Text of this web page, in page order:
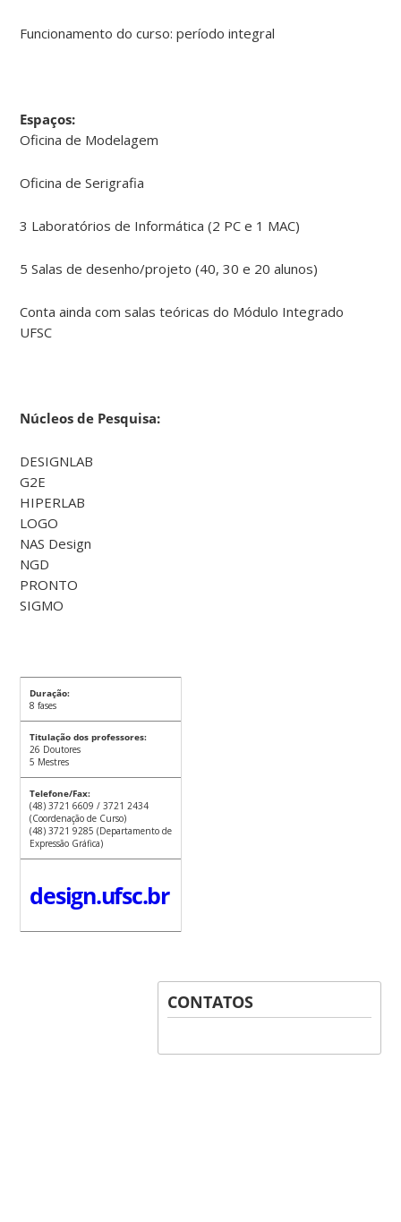
Funcionamento do curso: período integral
Espaços:
Oficina de Modelagem
Oficina de Serigrafia
3 Laboratórios de Informática (2 PC e 1 MAC)
5 Salas de desenho/projeto (40, 30 e 20 alunos)
Conta ainda com salas teóricas do Módulo Integrado
UFSC
Núcleos de Pesquisa:
DESIGNLAB
G2E
HIPERLAB
LOGO
NAS Design
NGD
PRONTO
SIGMO
Duração:
8 fases
Titulação dos professores:
26 Doutores
5 Mestres
Telefone/Fax:
(48) 3721 6609 / 3721 2434
(Coordenação de Curso)
(48) 3721 9285 (Departamento de
Expressão Gráfica)
design.ufsc.br
CONTATOS